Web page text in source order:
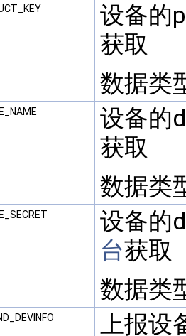
设备的
获取
数据类
设备的
获取
数据类
设备的
台获取
数据类
上报